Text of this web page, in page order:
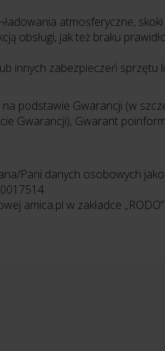
atmosferyczne,
obsługi, jak też braku
innych zabezpieczeń sprzętu
podstawie Gwarancji (w
Gwarancji), Gwarant
Pani danych osobowych
amica.pl w zakładce „RODO”